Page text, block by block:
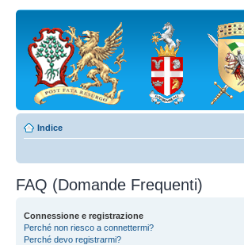
Indice
FAQ (Domande Frequenti)
Connessione e registrazione
Perché non riesco a connettermi?
Perché devo registrarmi?